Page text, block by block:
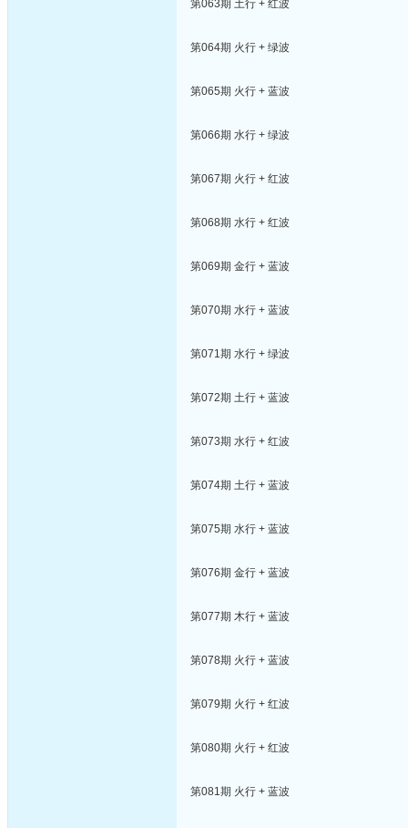
第063期 土行 + 红波
第064期 火行 + 绿波
第065期 火行 + 蓝波
第066期 水行 + 绿波
第067期 火行 + 红波
第068期 水行 + 红波
第069期 金行 + 蓝波
第070期 水行 + 蓝波
第071期 水行 + 绿波
第072期 土行 + 蓝波
第073期 水行 + 红波
第074期 土行 + 蓝波
第075期 水行 + 蓝波
第076期 金行 + 蓝波
第077期 木行 + 蓝波
第078期 火行 + 蓝波
第079期 火行 + 红波
第080期 火行 + 红波
第081期 火行 + 蓝波